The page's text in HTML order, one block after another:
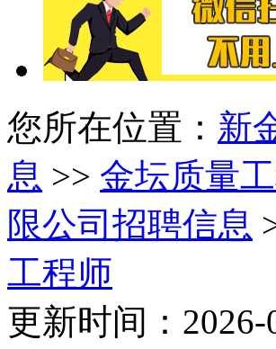
您所在位置： 新
息 >> 金坛质量
限公司招聘信息
工程师
更新时间：2026-